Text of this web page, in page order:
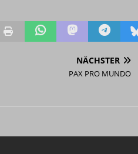
NÄCHSTER
PAX PRO MUNDO